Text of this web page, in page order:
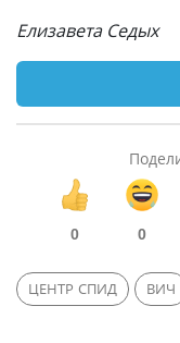
Елизавета Седых
0 0
ЦЕНТР СПИД ВИЧ